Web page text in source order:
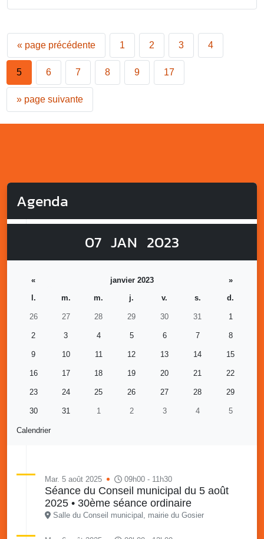
« page précédente 1 2 3 4
5 6 7 8 9 17
» page suivante
Agenda
07 JAN 2023
Calendrier
« janvier 2023
»
l.
m. m. j. v. s. d.
26 27 28 29 30 31 1
2 3 4 5 6 7 8
9 10 11 12 13 14 15
16 17 18 19 20 21 22
23 24 25 26 27 28 29
30 31 1 2 3 4 5
Mar. 5 août 2025 09h00 - 11h30
Séance du Conseil municipal du 5 août
2025 • 30ème séance ordinaire
Salle du Conseil municipal, mairie du Gosier